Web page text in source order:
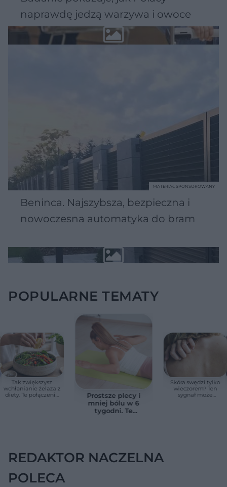
naprawdę jedzą warzywa i owoce
Beninca. Najszybsza, bezpieczna i
nowoczesna automatyka do bram
MATERIAŁ SPONSOROWANY
POPULARNE TEMATY
Tak zwiększysz
wchłanianie żelaza z
diety. Te połączenia
Prostsze plecy i
mniej bólu w 6
tygodni. Te
Skóra swędzi tylko
wieczorem? Ten
sygnał może
REDAKTOR NACZELNA
POLECA